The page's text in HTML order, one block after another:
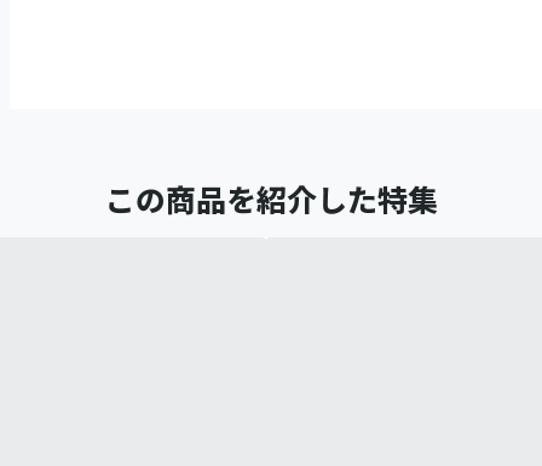
この商品を紹介した特集